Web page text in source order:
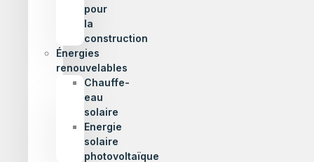
pour
la
construction
Énergies
renouvelables
Chauffe-
eau
solaire
Energie
solaire
photovoltaïque